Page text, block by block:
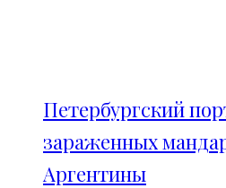
Петербургский
зараженных
Аргентины